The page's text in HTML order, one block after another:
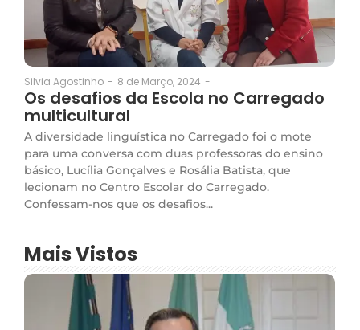
Silvia Agostinho - 8 de Março, 2024 -
Os desafios da Escola no Carregado
multicultural
A diversidade linguística no Carregado foi o mote
para uma conversa com duas professoras do ensino
básico, Lucília Gonçalves e Rosália Batista, que
lecionam no Centro Escolar do Carregado.
Confessam-nos que os desafios...
Mais Vistos